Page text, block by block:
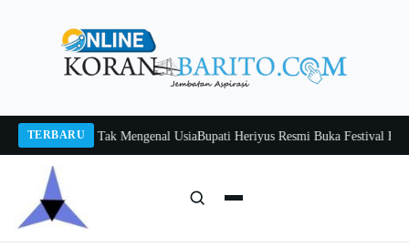
TERBARU
Belajar Tak Mengenal UsiaBupati Heriyus Resmi Buka Festival Budaya